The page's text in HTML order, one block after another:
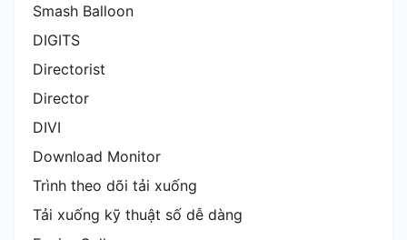
Smash Balloon
DIGITS
Directorist
Director
DIVI
Download Monitor
Trình theo dõi tải xuống
Tải xuống kỹ thuật số dễ dàng